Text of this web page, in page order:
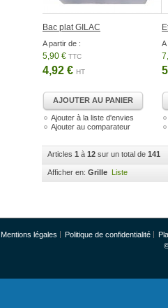
Bac plat GILAC
A partir de :
5,90 € TTC
4,92 € HT
AJOUTER AU PANIER
Ajouter à la liste d'envies
Ajouter au comparateur
A
Articles 1 à 12 sur un total de 141
Afficher en: Grille Liste
Mentions légales Politique de confidentialité